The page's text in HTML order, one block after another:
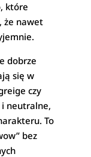
które
że nawet
dobrze
się w
czy
i neutralne,
To
bez